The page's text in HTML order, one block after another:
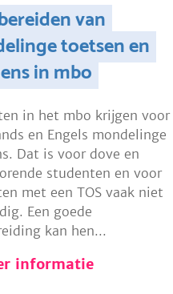
van
toetsen en
in mbo
in het mbo krijgen voor
en Engels mondelinge
Dat is voor dove en
studenten en voor
met een TOS vaak niet
Een goede
kan hen...
informatie